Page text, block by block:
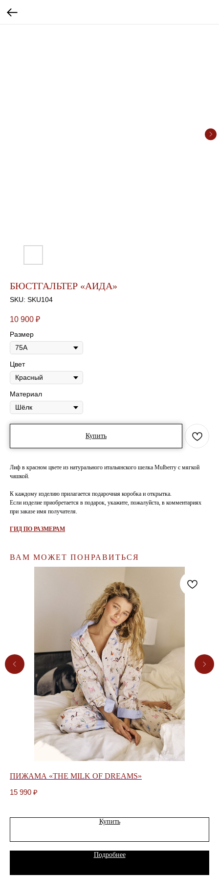
БЮСТГАЛЬТЕР «АИДА»
SKU: SKU104
10 900 ₽
Размер
Цвет
Материал
Купить
Лиф в красном цвете из натурального итальянского шелка Mulberry с мягкой
чашкой.
К каждому изделию прилагается подарочная коробка и открытка.
Если изделие приобретается в подарок, укажите, пожалуйста, в комментариях
при заказе имя получателя.
ГИД ПО РАЗМЕРАМ
ВАМ МОЖЕТ ПОНРАВИТЬСЯ
ПИЖАМА «THE MILK OF DREAMS»
15 990 ₽
Купить
Подробнее